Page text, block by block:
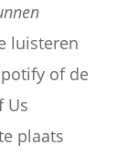
luisteren
of de
Us
plaats